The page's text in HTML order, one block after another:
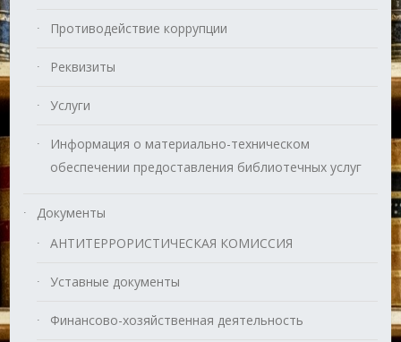
Противодействие коррупции
Реквизиты
Услуги
Информация о материально-техническом
обеспечении предоставления библиотечных услуг
Документы
АНТИТЕРРОРИСТИЧЕСКАЯ КОМИССИЯ
Уставные документы
Финансово-хозяйственная деятельность